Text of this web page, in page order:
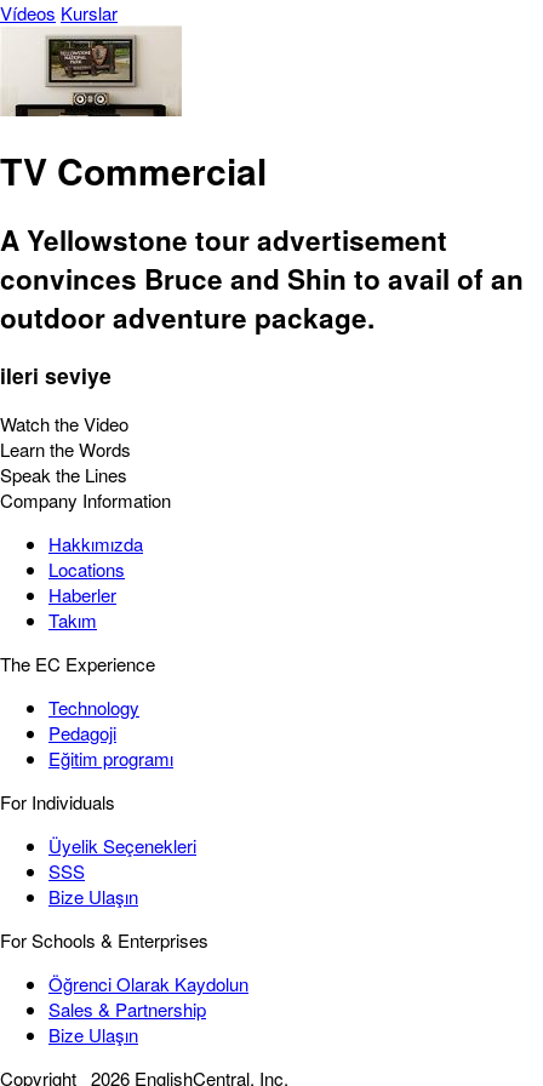
Vídeos Kurslar
TV Commercial
A Yellowstone tour advertisement
convinces Bruce and Shin to avail of an
outdoor adventure package.
ileri seviye
Watch the Video
Learn the Words
Speak the Lines
Company Information
Hakkımızda
Locations
Haberler
Takım
The EC Experience
Technology
Pedagoji
Eğitim programı
For Individuals
Üyelik Seçenekleri
SSS
Bize Ulaşın
For Schools & Enterprises
Öğrenci Olarak Kaydolun
Sales & Partnership
Bize Ulaşın
Copyright 2026 EnglishCentral, Inc.